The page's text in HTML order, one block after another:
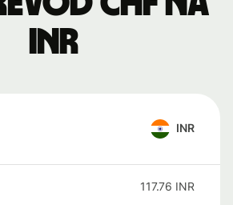
INR
INR
117.76 INR